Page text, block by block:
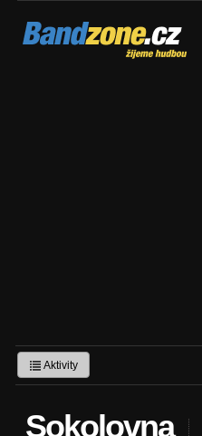
Bandzone.cz
žijeme hudbou
Aktivity
Sokolovna